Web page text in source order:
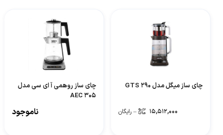
چای ساز میگل مدل GTS 290
۱۵,۵۱۲,۰۰۰ – رایگان
چای ساز روهمی آ ای سی مدل
AEC 305
ناموجود